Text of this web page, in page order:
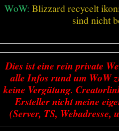
WoW: Blizzard recycelt
sind nicht
Dies ist eine rein private
alle Infos rund um WoW
keine Vergütung.
Ersteller nicht meine
(Server, TS, Webadresse,